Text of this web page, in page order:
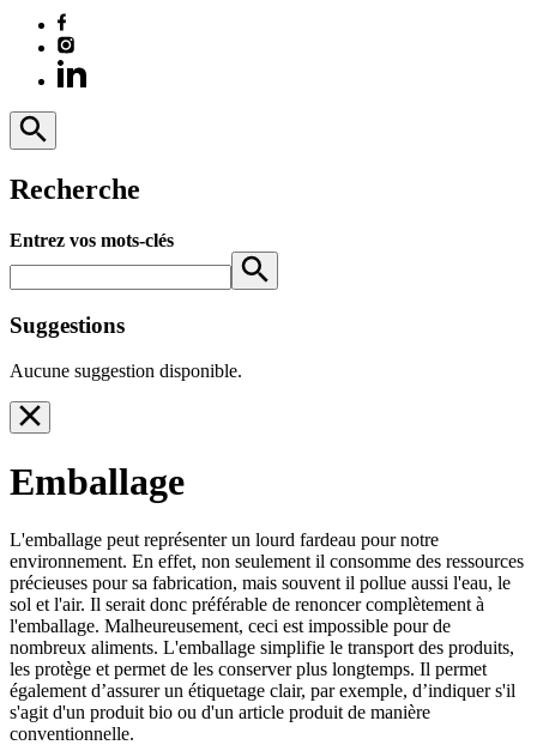
Recherche
Entrez vos mots-clés
Suggestions
Aucune suggestion disponible.
Emballage
L'emballage peut représenter un lourd fardeau pour notre
environnement. En effet, non seulement il consomme des ressources
précieuses pour sa fabrication, mais souvent il pollue aussi l'eau, le
sol et l'air. Il serait donc préférable de renoncer complètement à
l'emballage. Malheureusement, ceci est impossible pour de
nombreux aliments. L'emballage simplifie le transport des produits,
les protège et permet de les conserver plus longtemps. Il permet
également d’assurer un étiquetage clair, par exemple, d’indiquer s'il
s'agit d'un produit bio ou d'un article produit de manière
conventionnelle.